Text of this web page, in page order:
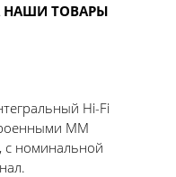
НАШИ ТОВАРЫ
Hi-Fi
MM
с номинальной